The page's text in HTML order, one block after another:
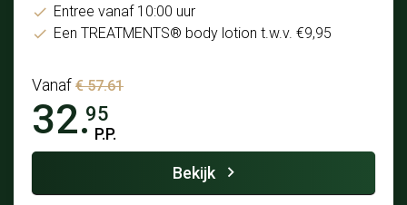
Entree vanaf 10:00 uur
Een TREATMENTS® body lotion t.w.v. €9,95
Vanaf € 57.61
32.95
P.P.
Bekijk